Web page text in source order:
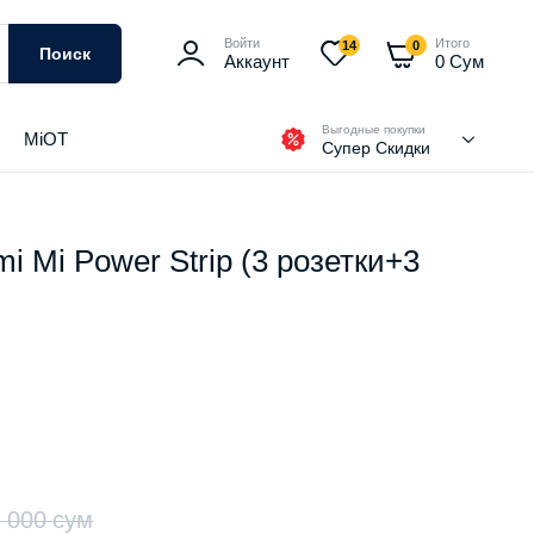
Поиск
Войти
Аккаунт
14 0 Итого
0Сум
MiOT Выгодные покупки
Супер Скидки
Mi Power Strip (3 розетки+3
000сум